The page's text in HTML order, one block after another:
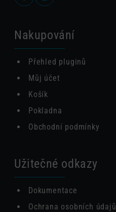
Nakupování
Přehled pluginů
Můj účet
Košík
Pokladna
Obchodní podmínky
Užitečné odkazy
Dokumentace
Ochrana osobních údajů